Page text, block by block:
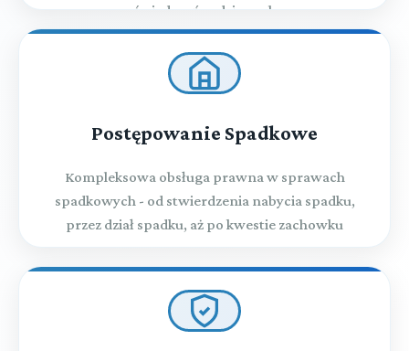
świadczeń rodzinnych
Postępowanie Spadkowe
Kompleksowa obsługa prawna w sprawach
spadkowych - od stwierdzenia nabycia spadku,
przez dział spadku, aż po kwestie zachowku